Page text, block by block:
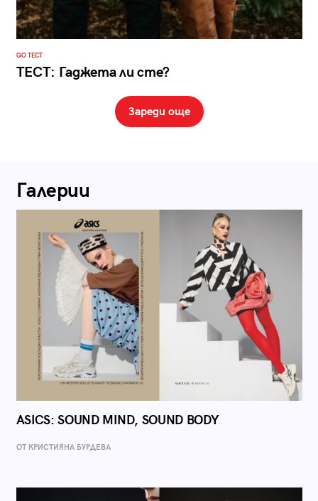
GO ТЕСТ
ТЕСТ: Гаджета ли сте?
Зареди още
Галерии
ASICS: SOUND MIND, SOUND BODY
ОТ КРИСТИЯНА БУРДЕВА